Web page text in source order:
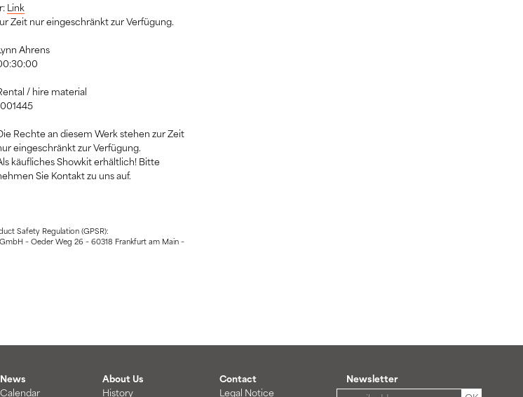
Link
Zeit nur eingeschränkt zur Verfügung.
Ahrens
/ hire material
Rechte an diesem Werk stehen zur Zeit
eingeschränkt zur Verfügung.
käufliches Showkit erhältlich! Bitte
Sie Kontakt zu uns auf.
Safety Regulation (GPSR):
– Oeder Weg 26 – 60318 Frankfurt am Main –
News
Calendar
About Us
History
Contact
Legal Notice
Newsletter